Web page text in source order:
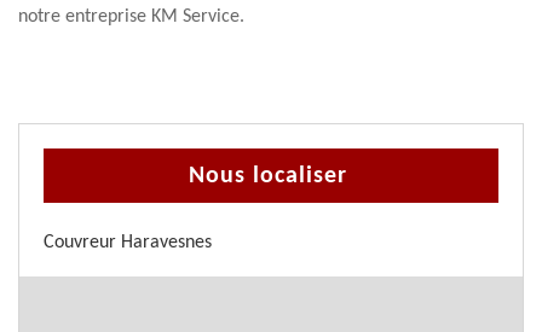
notre entreprise KM Service.
Nous localiser
Couvreur Haravesnes